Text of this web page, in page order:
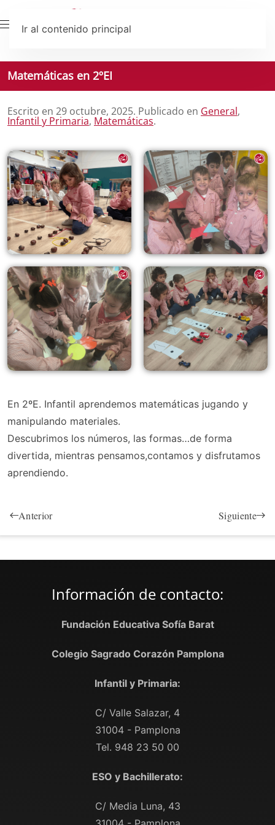
Ir al contenido principal
Matemáticas en 2ºEI
Escrito en 29 octubre, 2025. Publicado en General,
Infantil y Primaria, Matemáticas.
En 2ºE. Infantil aprendemos matemáticas jugando y
manipulando materiales.
Descubrimos los números, las formas…de forma
divertida, mientras pensamos,contamos y disfrutamos
aprendiendo.
Anterior Siguiente
Información de contacto:
Fundación Educativa Sofía Barat
Colegio Sagrado Corazón Pamplona
Infantil y Primaria:
C/ Valle Salazar, 4
31004 - Pamplona
Tel. 948 23 50 00
ESO y Bachillerato:
C/ Media Luna, 43